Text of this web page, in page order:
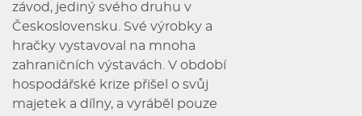
závod, jediný svého druhu v
Československu. Své výrobky a
hračky vystavoval na mnoha
zahraničních výstavách. V období
hospodářské krize přišel o svůj
majetek a dílny, a vyráběl pouze